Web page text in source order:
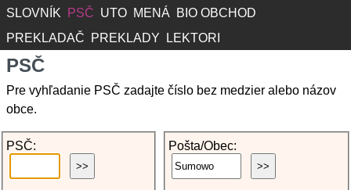
SLOVNÍK PSČ UTO MENÁ
BIO OBCHOD
PREKLADAČ
PREKLADY LEKTORI
PSČ
Pre vyhľadanie PSČ zadajte číslo bez medzier alebo názov
obce.
PSČ: Pošta/Obec: